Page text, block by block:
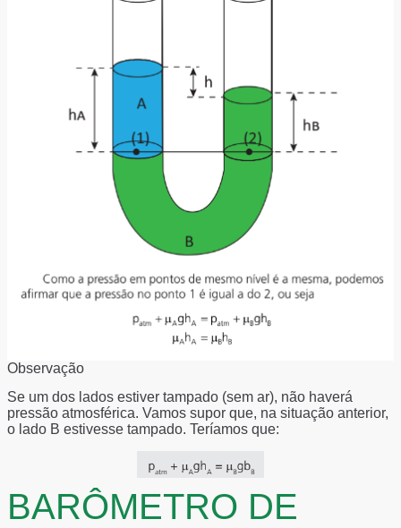
Observação
Se um dos lados estiver tampado (sem ar), não haverá
pressão atmosférica. Vamos supor que, na situação anterior,
o lado B estivesse tampado. Teríamos que:
BARÔMETRO DE